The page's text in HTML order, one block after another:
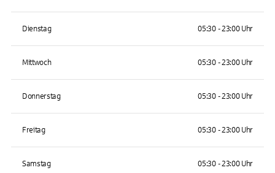
Dienstag 05:30 - 23:00 Uhr
Mittwoch 05:30 - 23:00 Uhr
Donnerstag 05:30 - 23:00 Uhr
Freitag 05:30 - 23:00 Uhr
Samstag 05:30 - 23:00 Uhr